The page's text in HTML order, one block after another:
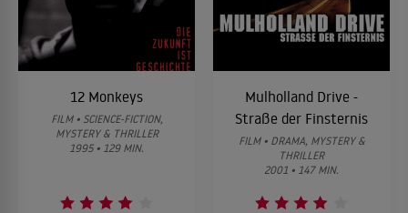
12 Monkeys
FILM • SCIENCE-FICTION,
MYSTERY & THRILLER
1995 • 129 MIN.
Mulholland Drive -
Straße der Finsternis
FILM • DRAMA, MYSTERY &
THRILLER
2001 • 147 MIN.